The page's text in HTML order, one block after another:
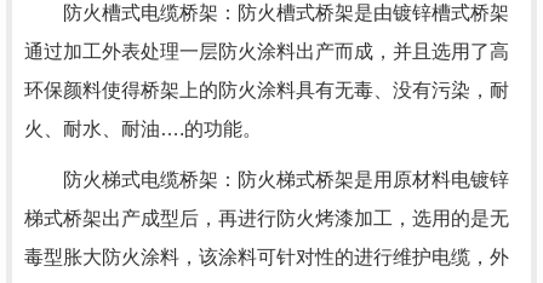
防火槽式电缆桥架：防火槽式桥架是由镀锌槽式桥架
通过加工外表处理一层防火涂料出产而成，并且选用了高
环保颜料使得桥架上的防火涂料具有无毒、没有污染，耐
火、耐水、耐油….的功能。
防火梯式电缆桥架：防火梯式桥架是用原材料电镀锌
梯式桥架出产成型后，再进行防火烤漆加工，选用的是无
毒型胀大防火涂料，该涂料可针对性的进行维护电缆，外